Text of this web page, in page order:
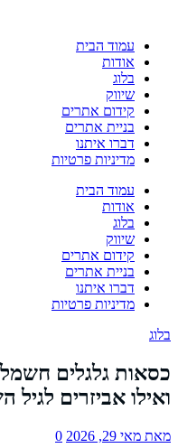
עמוד הבית
אודות
בלוג
שיווק
קידום אתרים
בניית אתרים
דברו איתנו
מדיניות פרטיות
עמוד הבית
אודות
בלוג
שיווק
קידום אתרים
בניית אתרים
דברו איתנו
מדיניות פרטיות
בלוג
כסאות גלגלים
ואילו אביזרים לגיל
מאת מאי 29, 2026
0